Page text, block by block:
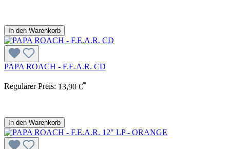
In den Warenkorb
PAPA ROACH - F.E.A.R. CD
Regulärer Preis: 13,90 €*
In den Warenkorb